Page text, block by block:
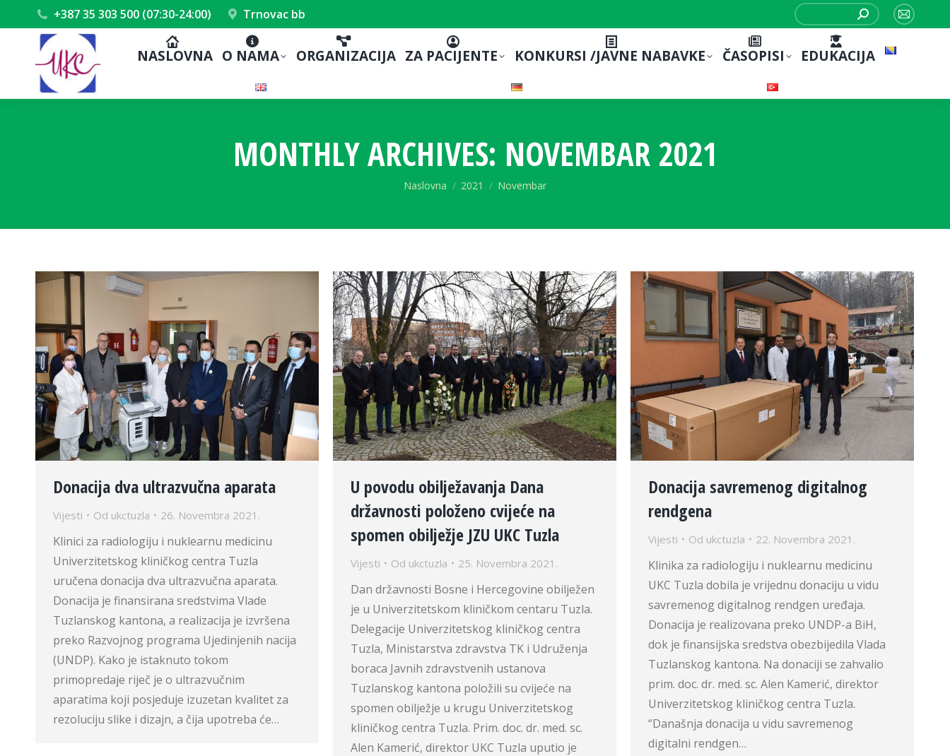
+387 35 303 500 (07:30-24:00) Trnovac bb
Search:
Mail
NASLOVNA O NAMA ORGANIZACIJA ZA PACIJENTE KONKURSI /JAVNE NABAVKE ČASOPISI EDUKACIJA
MONTHLY ARCHIVES: NOVEMBAR 2021
You are here:
Naslovna 2021 Novembar
Donacija dva ultrazvučna aparata
Vijesti Od ukctuzla 26. Novembra 2021.
Klinici za radiologiju i nuklearnu medicinu
Univerzitetskog kliničkog centra Tuzla
uručena donacija dva ultrazvučna aparata.
Donacija je finansirana sredstvima Vlade
Tuzlanskog kantona, a realizacija je izvršena
preko Razvojnog programa Ujedinjenih nacija
(UNDP). Kako je istaknuto tokom
primopredaje riječ je o ultrazvučnim
aparatima koji posjeduje izuzetan kvalitet za
rezoluciju slike i dizajn, a čija upotreba će…
U povodu obilježavanja Dana
državnosti položeno cvijeće na
spomen obilježje JZU UKC Tuzla
Vijesti Od ukctuzla 25. Novembra 2021.
Dan državnosti Bosne i Hercegovine obilježen
je u Univerzitetskom kliničkom centaru Tuzla.
Delegacije Univerzitetskog kliničkog centra
Tuzla, Ministarstva zdravstva TK i Udruženja
boraca Javnih zdravstvenih ustanova
Tuzlanskog kantona položili su cvijeće na
spomen obilježje u krugu Univerzitetskog
kliničkog centra Tuzla. Prim. doc. dr. med. sc.
Alen Kamerić, direktor UKC Tuzla uputio je
Donacija savremenog digitalnog
rendgena
Vijesti Od ukctuzla 22. Novembra 2021.
Klinika za radiologiju i nuklearnu medicinu
UKC Tuzla dobila je vrijednu donaciju u vidu
savremenog digitalnog rendgen uređaja.
Donacija je realizovana preko UNDP-a BiH,
dok je finansijska sredstva obezbijedila Vlada
Tuzlanskog kantona. Na donaciji se zahvalio
prim. doc. dr. med. sc. Alen Kamerić, direktor
Univerzitetskog kliničkog centra Tuzla.
“Današnja donacija u vidu savremenog
digitalni rendgen…